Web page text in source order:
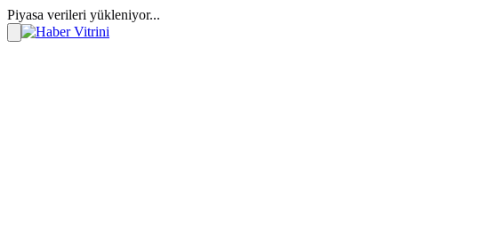
Piyasa verileri yükleniyor...